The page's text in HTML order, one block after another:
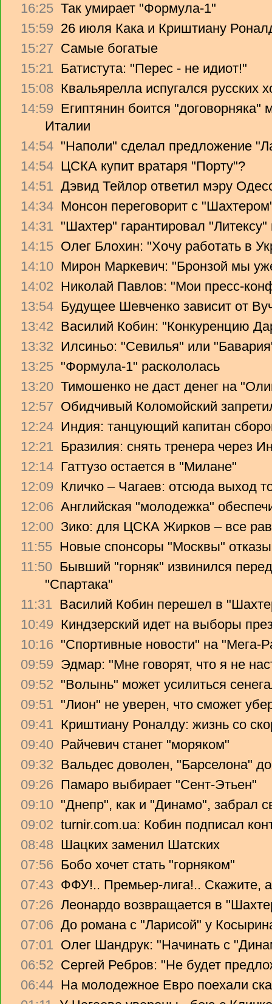
16:25 Так умирает "Формула-1"
15:59 26 июля Кака и Криштиану
15:27 Самые богатые
15:21 Батистута: "Перес - не идиот!"
15:08 Квальярелла испугался русских
14:59 Египтянин боится
Италии
14:54 "Наполи" сделал предложение
14:54 ЦСКА купит вратаря "Порту"?
14:51 Дэвид Тейлор ответил мэру
14:34 Монсон переговорит с
14:31 "Шахтер" гарантировал
14:15 Олег Блохин: "Хочу работать в
14:10 Мирон Маркевич: "Бронзой мы
14:02 Николай Павлов: "Мои пресс-
13:54 Будущее Шевченко зависит от
13:42 Василий Кобин: "Конкуренцию
13:32 Илсиньо: "Севилья" или
13:25 "Формула-1" раскололась
13:20 Тимошенко не даст денег на
12:57 Обидчивый Коломойский
12:24 Индия: танцующий капитан
12:21 Бразилия: снять тренера через
12:14 Гаттузо остается в "Милане"
12:09 Кличко – Чагаев: отсюда выход
12:06 Английская "молодежка"
12:00 Зико: для ЦСКА Жирков – все
11:55 Новые спонсоры "Москвы"
11:50 Бывший "горняк" извинился
"Спартака"
11:31 Василий Кобин перешел в
10:49 Киндзерский идет на выборы
10:16 "Спортивные новости" на "Мега-
09:59 Эдмар: "Мне говорят, что я не
09:52 "Волынь" может усилиться
09:51 "Лион" не уверен, что сможет
09:41 Криштиану Роналду: жизнь со
09:40 Райчевич станет "моряком"
09:32 Вальдес доволен, "Барселона"
09:26 Памаро выбирает "Сент-Этьен"
09:10 "Днепр", как и "Динамо", забрал
09:02 turnir.com.ua: Кобин подписал
08:48 Шацких заменил Шатских
07:56 Бобо хочет стать "горняком"
07:43 ФФУ!.. Премьер-лига!.. Скажите,
07:26 Леонардо возвращается в
07:06 До романа с "Ларисой" у
07:01 Олег Шандрук: "Начинать с
06:52 Сергей Ребров: "Не будет
06:44 На молодежное Евро поехали